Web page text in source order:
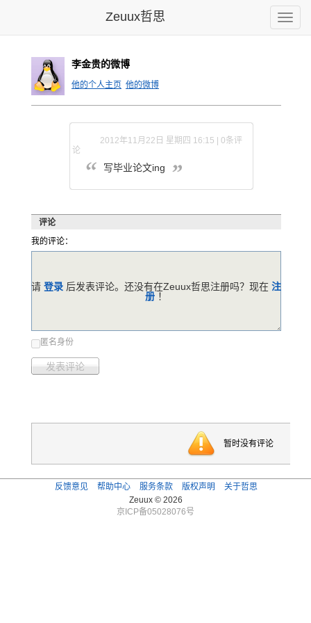
Toggle
Zeuux哲思
李金贵的微博
他的个人主页 他的微博
2012年11月22日 星期四 16:15 | 0条评
论
写毕业论文ing
评论
我的评论：
匿名身份
发表评论
请 登录 后发表评论。还没有在Zeuux哲思注册吗？现在 注
册 ！
暂时没有评论
反馈意见 帮助中心 服务条款 版权声明
关于哲思
Zeuux © 2026
京ICP备05028076号